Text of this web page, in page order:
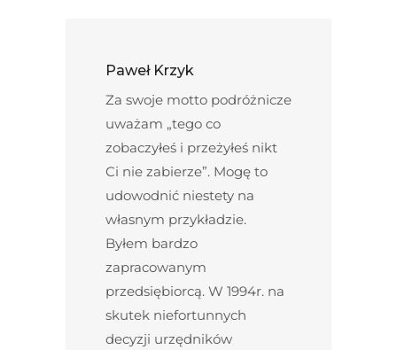
Paweł Krzyk
Za swoje motto podróżnicze
uważam „tego co
zobaczyłeś i przeżyłeś nikt
Ci nie zabierze”. Mogę to
udowodnić niestety na
własnym przykładzie.
Byłem bardzo
zapracowanym
przedsiębiorcą. W 1994r. na
skutek niefortunnych
decyzji urzędników